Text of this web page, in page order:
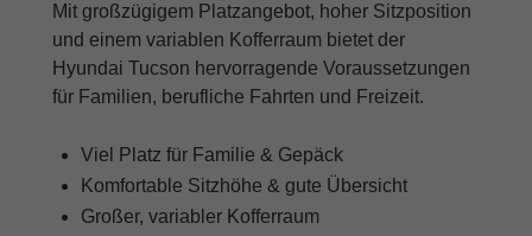
Mit großzügigem Platzangebot, hoher Sitzposition
und einem variablen Kofferraum bietet der
Hyundai Tucson hervorragende Voraussetzungen
für Familien, berufliche Fahrten und Freizeit.
Viel Platz für Familie & Gepäck
Komfortable Sitzhöhe & gute Übersicht
Großer, variabler Kofferraum